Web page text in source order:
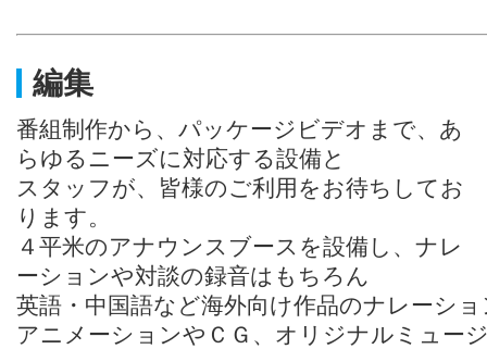
編集
番組制作から、パッケージビデオまで、あ
らゆるニーズに対応する設備と
スタッフが、皆様のご利用をお待ちしてお
ります。
４平米のアナウンスブースを設備し、ナレ
ーションや対談の録音はもちろん
英語・中国語など海外向け作品のナレーシ
アニメーションやＣＧ、オリジナルミュー